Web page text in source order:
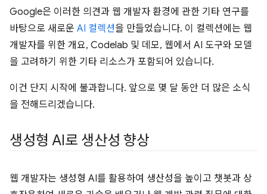
Google은 이러한 의견과 웹 개발자 환경에 관한 기타 연구를
바탕으로 새로운 AI 컬렉션을 만들었습니다. 이 컬렉션에는 웹
개발자를 위한 개요, Codelab 및 데모, 웹에서 AI 도구와 모델
을 고려하기 위한 기타 리소스가 포함되어 있습니다.
이건 단지 시작에 불과합니다. 앞으로 몇 달 동안 더 많은 소식
을 전해드리겠습니다.
생성형 AI로 생산성 향상
웹 개발자는 생성형 AI를 활용하여 생산성을 높이고 챗봇과 상